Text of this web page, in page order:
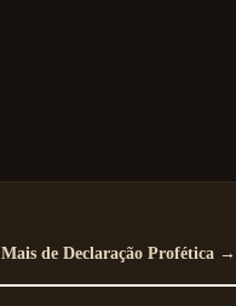
Mais de Declaração Profética →